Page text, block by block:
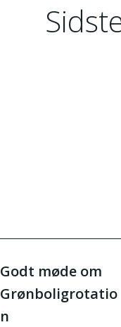
Godt møde om
Grønboligrotatio
n